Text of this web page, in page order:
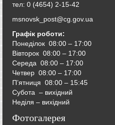
тел: 0 (4654) 2-15-42
msnovsk_post@cg.gov.ua
Графік роботи:
Понеділок 08:00 – 17:00
Вівторок 08:00 – 17:00
Середа 08:00 – 17:00
Четвер 08:00 – 17:00
П’ятниця 08:00 – 15:45
Субота – вихідний
Неділя – вихідний
Фотогалерея